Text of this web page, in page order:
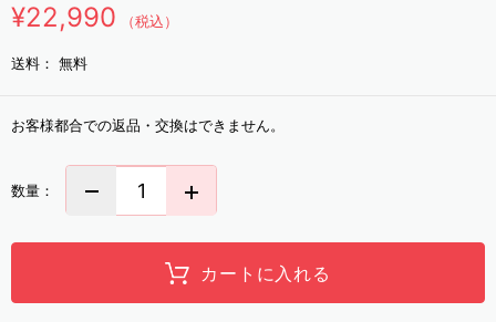
¥22,990 （税込）
送料： 無料
お客様都合での返品・交換はできません。
数量：
カートに入れる